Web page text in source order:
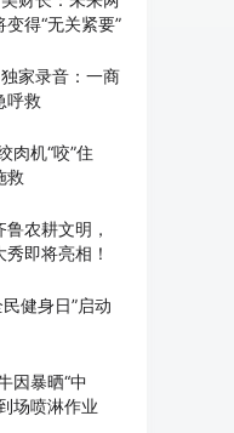
得“无关紧要”
家录音：一商
呼救
肉机“咬”住
救
农耕文明，
即将亮相！
健身日”启动
因暴晒“中
场喷淋作业